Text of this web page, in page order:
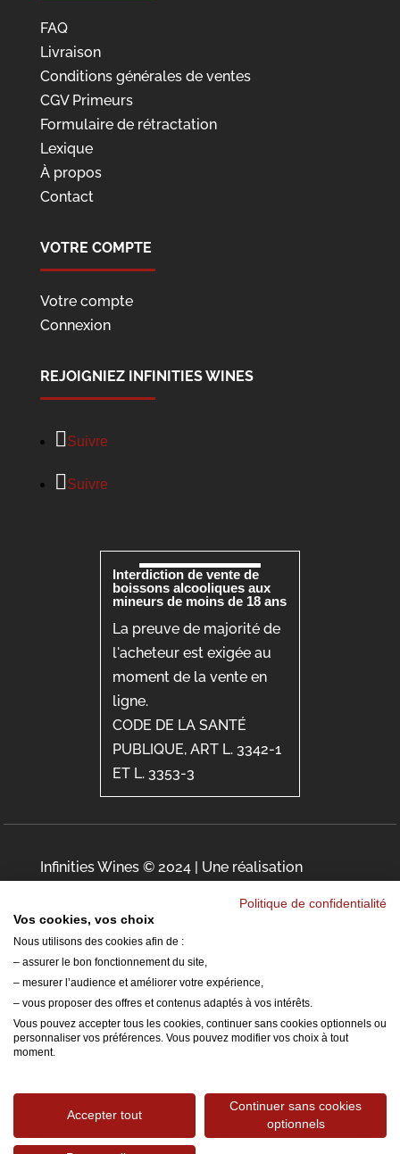
FAQ
Livraison
Conditions générales de ventes
CGV Primeurs
Formulaire de rétractation
Lexique
À propos
Contact
VOTRE COMPTE
Votre compte
Connexion
REJOIGNIEZ INFINITIES WINES
Suivre
Suivre
Interdiction de vente de
boissons alcooliques aux
mineurs de moins de 18 ans
La preuve de majorité de
l'acheteur est exigée au
moment de la vente en
ligne.
CODE DE LA SANTÉ
PUBLIQUE, ART L. 3342-1
ET L. 3353-3
Infinities Wines © 2024 | Une réalisation
Votre panier
boutique
Continuer mes achats
Politique de confidentialité
Vos cookies, vos choix
Nous utilisons des cookies afin de :
– assurer le bon fonctionnement du site,
– mesurer l’audience et améliorer votre expérience,
– vous proposer des offres et contenus adaptés à vos intérêts.
Vous pouvez accepter tous les cookies, continuer sans cookies optionnels ou
personnaliser vos préférences. Vous pouvez modifier vos choix à tout
moment.
Accepter tout
Continuer sans cookies
optionnels